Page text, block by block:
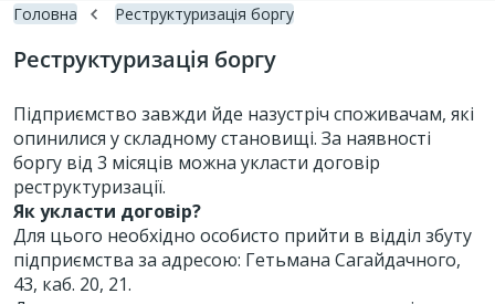
Головна Реструктуризація боргу
Реструктуризація боргу
Підприємство завжди йде назустріч споживачам, які
опинилися у складному становищі. За наявності
боргу від 3 місяців можна укласти договір
реструктуризації.
Як укласти договір?
Для цього необхідно особисто прийти в відділ збуту
підприємства за адресою: Гетьмана Сагайдачного,
43, каб. 20, 21.